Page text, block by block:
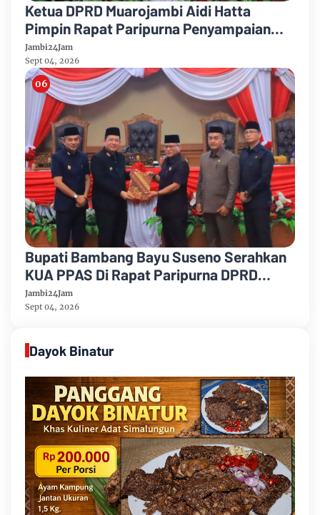
Ketua DPRD Muarojambi Aidi Hatta
Pimpin Rapat Paripurna Penyampaian
Rancangan Perubahan KUA-PPAS Tahun
Anggaran 2026
Jambi24Jam
Sept 04, 2026
Bupati Bambang Bayu Suseno Serahkan
KUA PPAS Di Rapat Paripurna DPRD
Muarojambi
Jambi24Jam
Sept 04, 2026
Dayok Binatur